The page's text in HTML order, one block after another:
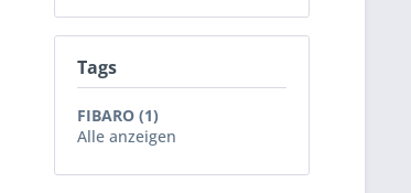
Tags
FIBARO (1)
Alle anzeigen